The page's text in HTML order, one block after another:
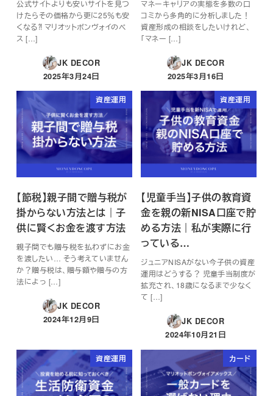
公式サイトよりも安いサイトを見つ
けたらその価格から更に25％も安
くなる⁈ マリオットボンヴォイのベ
ス […]
JK DECOR
投稿日
2025年3月24日
マネーキャリアの実態を多数の口
コミから多角的に分析しました！
資産形成の相談をしたいけれど、
「マネー […]
JK DECOR
投稿日
2025年3月16日
資産運用
【節税】親子間で贈与税が
掛からない方法とは｜子
供に賢くお金を渡す方法
親子間でも贈与税を払わずにお金
を渡したい… そう考えていません
か？贈与税は、贈与額や贈与の方
法によっ […]
JK DECOR
投稿日
2024年12月9日
資産運用
【児童手当】子供の教育資
金を親の新NISA口座で貯
める方法｜私が実際に行
っている…
ジュニアNISAがない今子供の資産
運用はどうする？ 児童手当制度が
拡充され、18歳になるまで少なく
て […]
JK DECOR
投稿日
2024年10月21日
資産運用 カード